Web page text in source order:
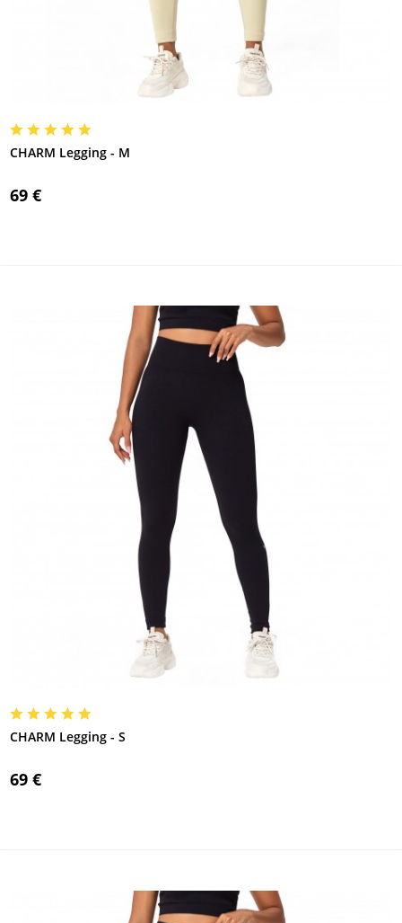
CHARM Legging - M
69 €
CHARM Legging - S
69 €